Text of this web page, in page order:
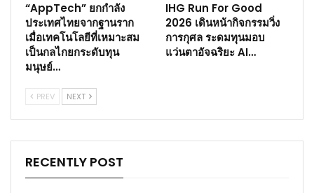
“AppTech” ยกกำลัง
ประเทศไทยจากฐานราก
เมื่อเทคโนโลยีที่เหมาะสม
เป็นกลไกยกระดับทุน
มนุษย์…
IHG Run For Good
2026 เดินหน้ากิจกรรมวิ่ง
การกุศล ระดมทุนมอบ
แว่นตาอัจฉริยะ AI…
PREV NEXT
RECENTLY POST